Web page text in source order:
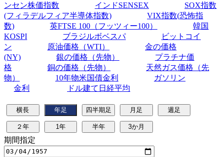
ンセン株価指数
インドSENSEX
SOX指数
(フィラデルフィア半導体指数)
VIX指数(恐怖指
数)
英FTSE 100（フッツィー100）
韓国
KOSPI
ブラジルボベスパ
ビットコイ
ン
原油価格（WTI）
金の価格
(NY)
銀の価格（先物）
プラチナ価
格
銅の価格（先物）
天然ガス価格（先
物）
10年物米国債金利
ガソリン
金利
ドル建て日経平均
期間指定